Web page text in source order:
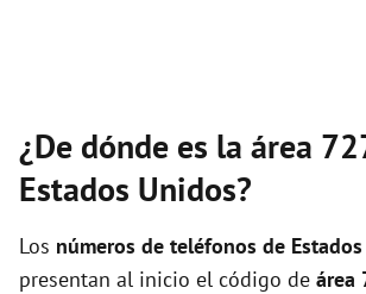
¿De dónde es la área
Estados Unidos?
Los números de teléfonos de
presentan al inicio el código de área